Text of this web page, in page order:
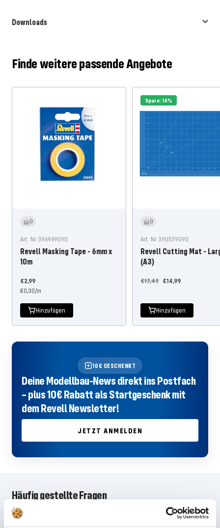
Downloads
Finde weitere passende Angebote
0
Art. Nr 396949090
Revell Masking Tape - 6mm x
10m
Angebotspreis
€2,99
€0,30/m
Hinzufügen
Spare: 14%
0
Art. Nr 390579090
Revell Cutting Mat -
(A3)
Angebotspreis
€14,99
Regulärer
€17,49
Hinzufügen
10€ GESCHENKT
Deine Modellbau-News direkt ins Postfach
– plus 10€ Rabatt als Startgeschenk mit
dem Revell Newsletter!
JETZT ANMELDEN
Häufig gestellte Fragen
Du hast im FAQ nicht die passende Antwort gefunden oder möchtest mehr